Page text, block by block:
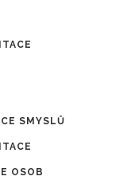
SMYSLŮ
OSOB